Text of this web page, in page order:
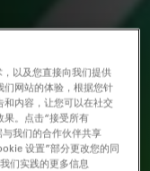
以及您直接向我们提供
们网站的体验，根据您针
内容，让您可以在社交
果。点击“接受所有
我们的合作伙伴共享
设置”部分更改您的同
们实践的更多信息